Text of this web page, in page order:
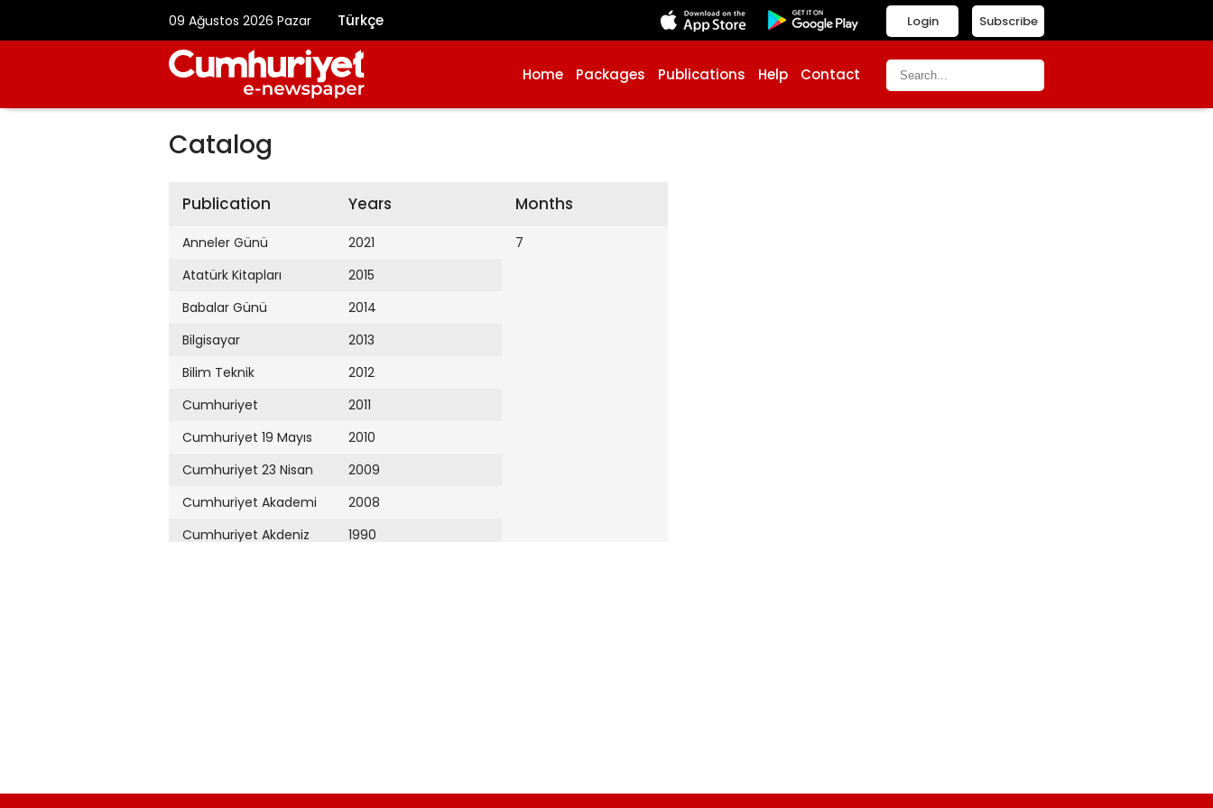
09 Ağustos 2026 Pazar Türkçe Subscribe
Login
Home Packages Publications Help Contact
Catalog
Publication
Anneler Günü
Atatürk Kitapları
Babalar Günü
Bilgisayar
Bilim Teknik
Cumhuriyet
Cumhuriyet 19 Mayıs
Cumhuriyet 23 Nisan
Cumhuriyet Akademi
Cumhuriyet Akdeniz
Cumhuriyet Çevre
Years
2021
2015
2014
2013
2012
2011
2010
2009
2008
1990
Months
7